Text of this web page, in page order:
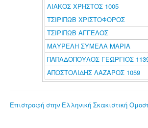
ΛΙΑΚΟΣ ΧΡΗΣΤΟΣ 1005
ΤΣΙΡΙΠΩΒ ΧΡΙΣΤΟΦΟΡΟΣ
ΤΣΙΡΙΠΩΒ ΑΓΓΕΛΟΣ
ΜΑΥΡΕΛΗ ΣΥΜΕΛΑ ΜΑΡΙΑ
ΠΑΠΑΔΟΠΟΥΛΟΣ ΓΕΩΡΓΙΟΣ
ΑΠΟΣΤΟΛΙΔΗΣ ΛΑΖΑΡΟΣ 1059
Επιστροφή στην Ελληνική Σκακιστική